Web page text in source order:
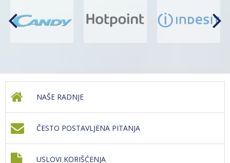
NAŠE RADNJE
ČESTO POSTAVLJENA PITANJA
USLOVI KORIŠĆENJA